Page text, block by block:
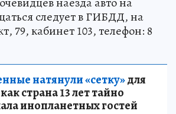
следует в ГИБДД, на
79, кабинет 103, телефон: 8
натянули «сетку»для
страна 13 лет тайно
инопланетных гостей